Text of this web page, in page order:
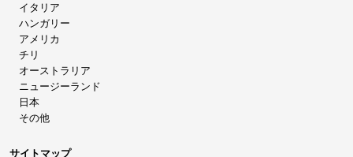
イタリア
ハンガリー
アメリカ
チリ
オーストラリア
ニュージーランド
日本
その他
サイトマップ